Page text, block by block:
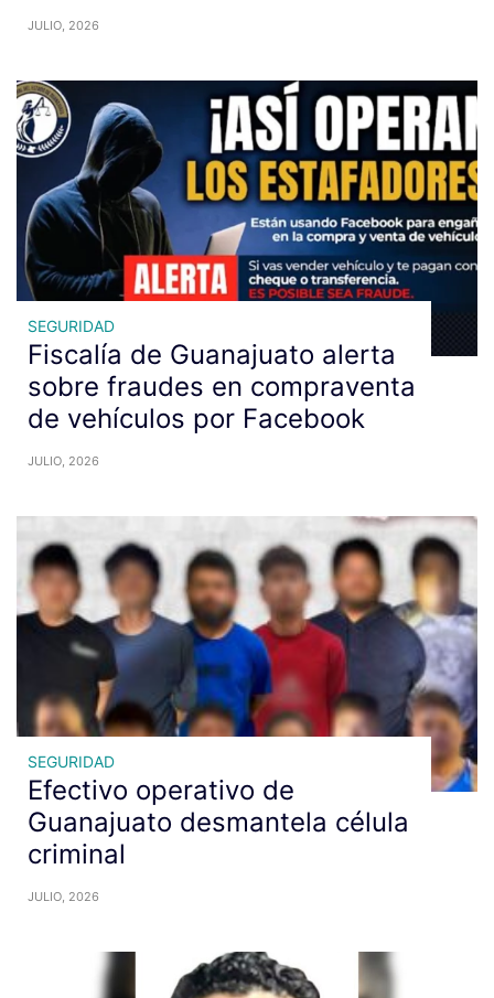
JULIO, 2026
SEGURIDAD
Fiscalía de Guanajuato alerta
sobre fraudes en compraventa
de vehículos por Facebook
JULIO, 2026
SEGURIDAD
Efectivo operativo de
Guanajuato desmantela célula
criminal
JULIO, 2026